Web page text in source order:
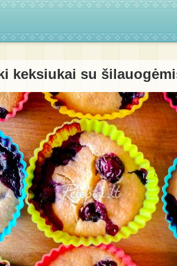
keksiukai su